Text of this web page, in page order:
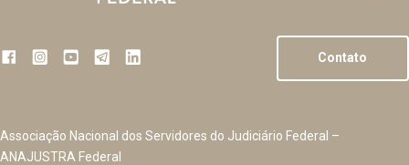
Contato
Associação Nacional dos Servidores do Judiciário Federal –
ANAJUSTRA Federal